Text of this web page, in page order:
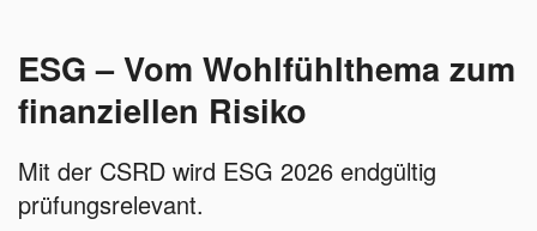
ESG – Vom Wohlfühlthema zum
finanziellen Risiko
Mit der CSRD wird ESG 2026 endgültig
prüfungsrelevant.